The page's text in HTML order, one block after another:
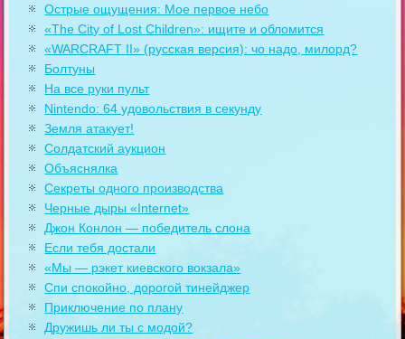
Острые ощущения: Мое первое небо
«The City of Lost Children»: ищите и обломится
«WARCRAFT II» (русская версия): чо надо, милорд?
Болтуны
На все руки пульт
Nintendo: 64 удовольствия в секунду
Земля атакует!
Солдатский аукцион
Объяснялка
Секреты одного производства
Черные дыры «Internet»
Джон Конлон — победитель слона
Если тебя достали
«Мы — рэкет киевского вокзала»
Спи спокойно, дорогой тинейджер
Приключение по плану
Дружишь ли ты с модой?